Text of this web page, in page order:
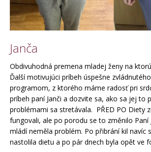
Janča
Obdivuhodná premena mladej ženy na
Ďalší motivujúci príbeh úspešne
programom, z ktorého máme radosť pri
príbeh paní Janči a dozvite sa, ako sa jej to
problémami sa stretávala. PŘED PO Diety
fungovali, ale po porodu se to změnilo Paní
mládí neměla problém. Po přibrání kil navíc
nastolila dietu a po pár dnech byla opět ve
j
í
t
?
Hledat
D
o